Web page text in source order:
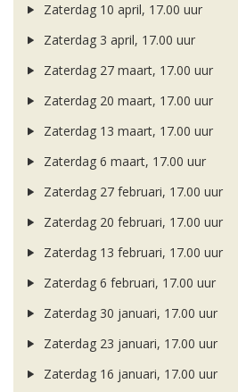
Zaterdag 10 april, 17.00 uur
Zaterdag 3 april, 17.00 uur
Zaterdag 27 maart, 17.00 uur
Zaterdag 20 maart, 17.00 uur
Zaterdag 13 maart, 17.00 uur
Zaterdag 6 maart, 17.00 uur
Zaterdag 27 februari, 17.00 uur
Zaterdag 20 februari, 17.00 uur
Zaterdag 13 februari, 17.00 uur
Zaterdag 6 februari, 17.00 uur
Zaterdag 30 januari, 17.00 uur
Zaterdag 23 januari, 17.00 uur
Zaterdag 16 januari, 17.00 uur